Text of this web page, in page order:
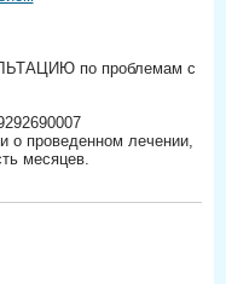
по проблемам с
о проведенном лечении,
месяцев.